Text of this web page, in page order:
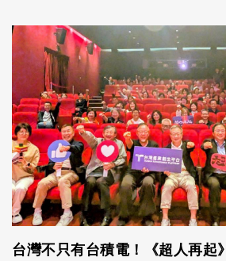
台灣不只有台積電！《超人再起